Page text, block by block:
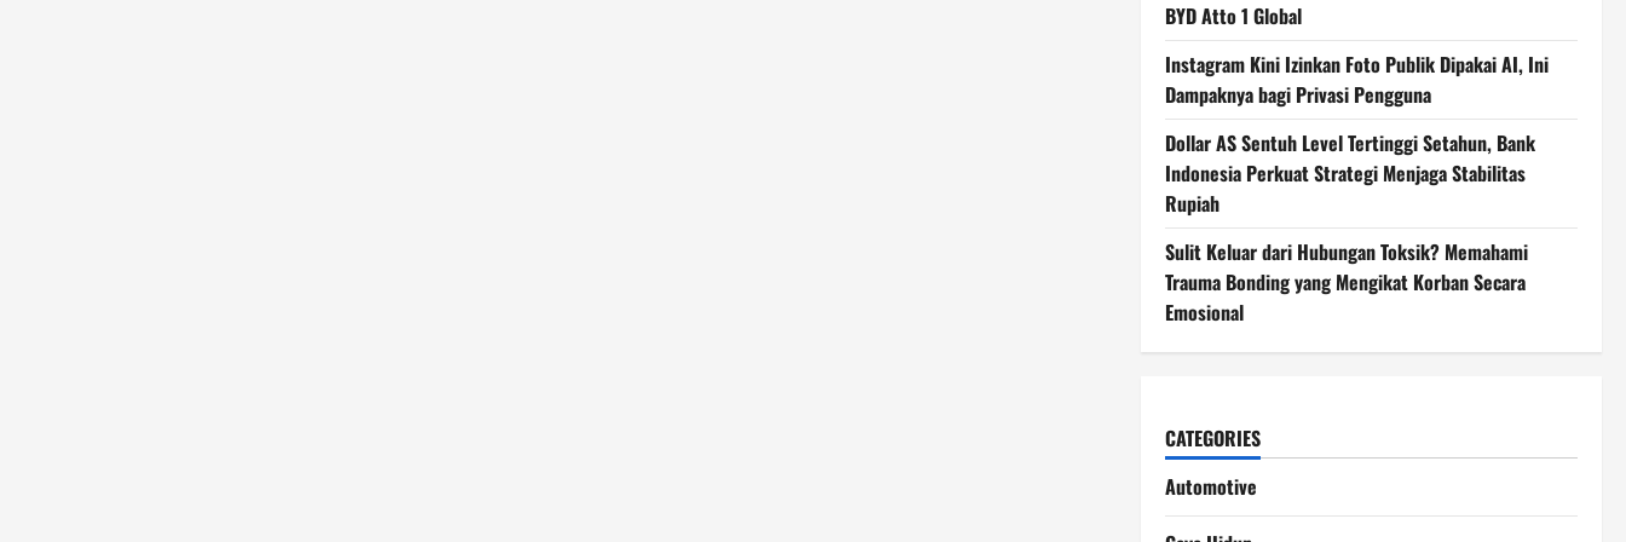
BYD Atto 1 Global
Instagram Kini Izinkan Foto Publik Dipakai AI, Ini
Dampaknya bagi Privasi Pengguna
Dollar AS Sentuh Level Tertinggi Setahun, Bank
Indonesia Perkuat Strategi Menjaga Stabilitas
Rupiah
Sulit Keluar dari Hubungan Toksik? Memahami
Trauma Bonding yang Mengikat Korban Secara
Emosional
CATEGORIES
Automotive